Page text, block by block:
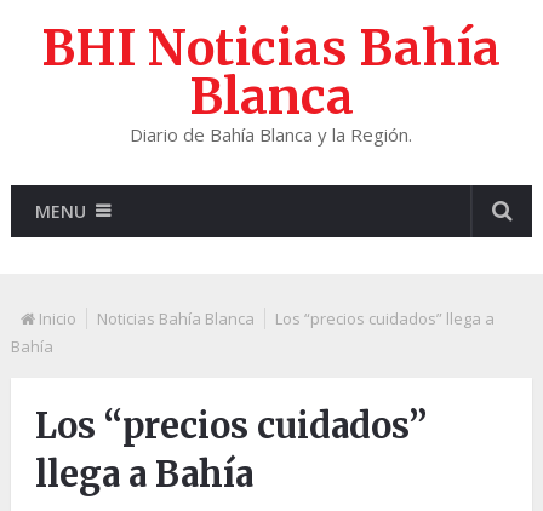
BHI Noticias Bahía
Blanca
Diario de Bahía Blanca y la Región.
MENU
Inicio Noticias Bahía Blanca
Los “precios cuidados” llega a
Bahía
Los “precios cuidados”
llega a Bahía